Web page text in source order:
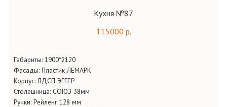
Кухня №87
115000 р.
Габариты: 1900*2120
Фасады: Пластик ЛЕМАРК
Корпус:ЛДСП ЭГГЕР
Столешница: СОЮЗ 38мм
Ручки: Рейленг 128 мм